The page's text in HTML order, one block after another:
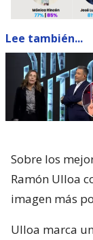
Lee también...
Sobre los
Ramón Ulloa
imagen más
Ulloa marca